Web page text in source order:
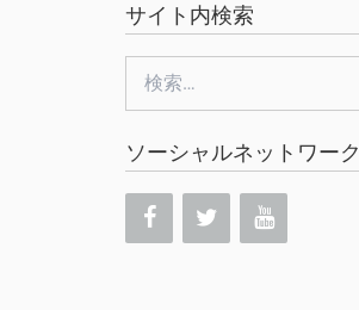
サイト内検索
ソーシャルネットワーク